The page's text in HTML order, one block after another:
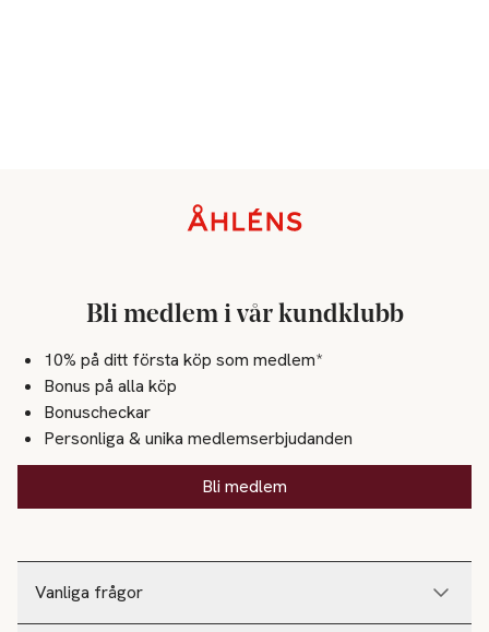
Vanliga frågor
Bli medlem i vår kundklubb
10% på ditt första köp som medlem*
Bonus på alla köp
Bonuscheckar
Personliga & unika medlemserbjudanden
Bli medlem